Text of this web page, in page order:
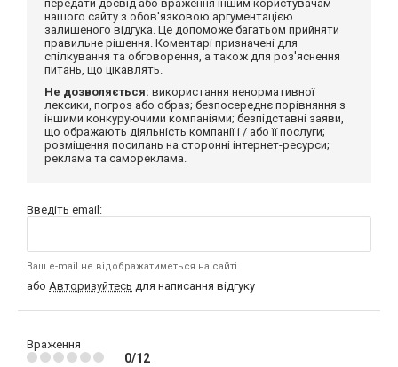
передати досвід або враження іншим користувачам
нашого сайту з обов'язковою аргументацією
залишеного відгука. Це допоможе багатьом прийняти
правильне рішення. Коментарі призначені для
спілкування та обговорення, а також для роз'яснення
питань, що цікавлять.
Не дозволяється: використання ненормативної
лексики, погроз або образ; безпосереднє порівняння з
іншими конкуруючими компаніями; безпідставні заяви,
що ображають діяльність компанії і / або її послуги;
розміщення посилань на сторонні інтернет-ресурси;
реклама та самореклама.
Введіть email:
Ваш e-mail не відображатиметься на сайті
або Авторизуйтесь для написання відгуку
Враження
0/12